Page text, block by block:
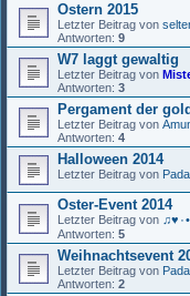
Ostern 2015
Letzter Beitrag von
Antworten: 9
W7 laggt gewaltig
Letzter Beitrag von
Antworten: 3
Pergament der
Letzter Beitrag von
Antworten: 4
Halloween 2014
Letzter Beitrag von
Oster-Event 2014
Letzter Beitrag von
Antworten: 5
Weihnachtsevent
Letzter Beitrag von
Antworten: 2